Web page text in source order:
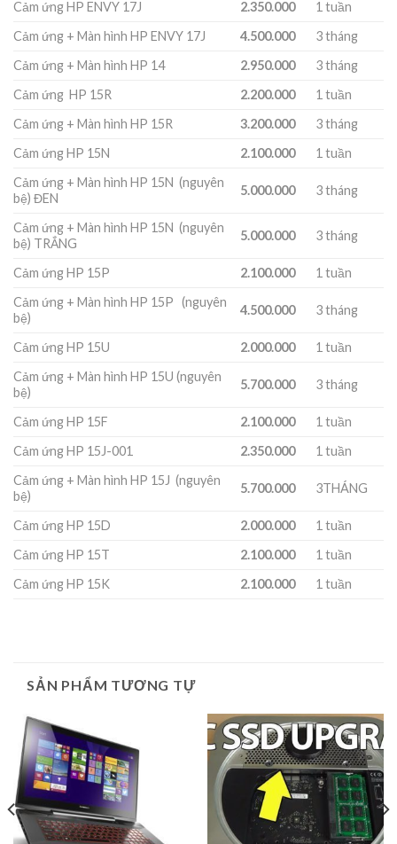
Cảm ứng HP ENVY 17J 2.350.000
1 tuần
Cảm ứng + Màn hình HP ENVY 17J
4.500.000
3 tháng
Cảm ứng + Màn hình HP 14
2.950.000
3 tháng
Cảm ứng HP 15R
2.200.000
1 tuần
Cảm ứng + Màn hình HP 15R
3.200.000
3 tháng
Cảm ứng HP 15N
2.100.000
1 tuần
Cảm ứng + Màn hình HP 15N (nguyên
bệ) ĐEN
5.000.000 3 tháng
Cảm ứng + Màn hình HP 15N (nguyên
bệ) TRẮNG
5.000.000 3 tháng
Cảm ứng HP 15P 2.100.000
1 tuần
Cảm ứng + Màn hình HP 15P (nguyên
bệ)
4.500.000 3 tháng
Cảm ứng HP 15U 2.000.000
1 tuần
Cảm ứng + Màn hình HP 15U (nguyên
bệ)
5.700.000 3 tháng
Cảm ứng HP 15F 2.100.000
1 tuần
Cảm ứng HP 15J-001
2.350.000
1 tuần
Cảm ứng + Màn hình HP 15J (nguyên
bệ)
5.700.000 3THÁNG
Cảm ứng HP 15D 2.000.000
1 tuần
Cảm ứng HP 15T
2.100.000
1 tuần
Cảm ứng HP 15K
2.100.000 1 tuần
SẢN PHẨM TƯƠNG TỰ